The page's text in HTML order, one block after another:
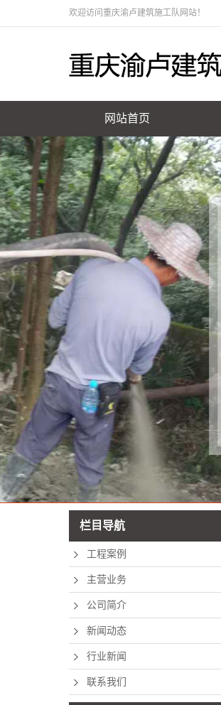
欢迎访问重庆渝卢建筑施工队网站！
网站首页
栏目导航
工程案例
主营业务
公司简介
新闻动态
行业新闻
联系我们